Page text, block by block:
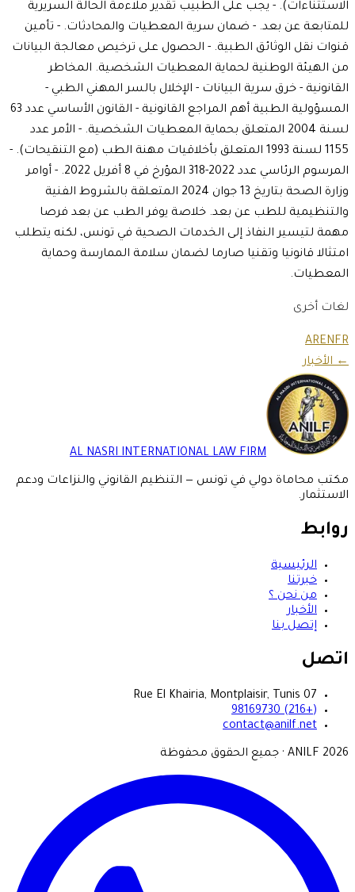
الاستثناءات). - يجب على الطبيب تقدير ملاءمة الحالة السريرية
للمتابعة عن بعد. - ضمان سرية المعطيات والمحادثات. - تأمين
قنوات نقل الوثائق الطبية. - الحصول على ترخيص معالجة البيانات
من الهيئة الوطنية لحماية المعطيات الشخصية. المخاطر
القانونية - خرق سرية البيانات - الإخلال بالسر المهني الطبي -
المسؤولية الطبية أهم المراجع القانونية - القانون الأساسي عدد 63
لسنة 2004 المتعلق بحماية المعطيات الشخصية. - الأمر عدد
1155 لسنة 1993 المتعلق بأخلاقيات مهنة الطب (مع التنقيحات). -
المرسوم الرئاسي عدد 2022-318 المؤرخ في 8 أفريل 2022. - أوامر
وزارة الصحة بتاريخ 13 جوان 2024 المتعلقة بالشروط الفنية
والتنظيمية للطب عن بعد. خلاصة يوفر الطب عن بعد فرصا
مهمة لتيسير النفاذ إلى الخدمات الصحية في تونس، لكنه يتطلب
امتثالا قانونيا وتقنيا صارما لضمان سلامة الممارسة وحماية
المعطيات.
لغات أخرى
ARENFR
← الأخبار
AL NASRI INTERNATIONAL LAW FIRM
مكتب محاماة دولي في تونس — التنظيم القانوني والنزاعات ودعم
الاستثمار.
روابط
الرئيسية
خبرتنا
من نحن ؟
الأخبار
إتصل بنا
اتصل
07 Rue El Khairia, Montplaisir, Tunis
(+216) 98169730
contact@anilf.net
2026 جميع الحقوق محفوظة